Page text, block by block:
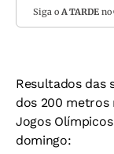
Siga o A TARDEno
Resultados das
dos 200 metros
Jogos
domingo: